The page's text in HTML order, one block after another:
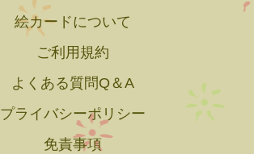
絵カードについて
ご利用規約
よくある質問Q＆A
プライバシーポリシー
免責事項